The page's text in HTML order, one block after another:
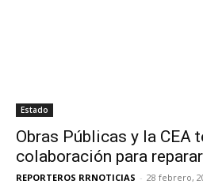
Estado
Obras Públicas y la CEA
colaboración para
REPORTEROS RRNOTICIAS - 28 febrero,